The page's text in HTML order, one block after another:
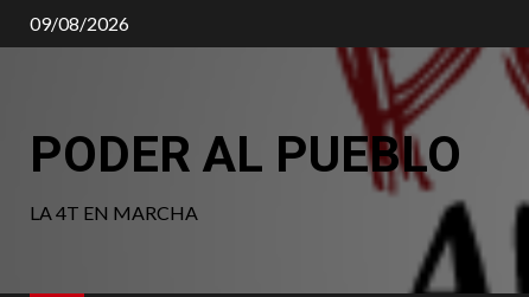
Saltar
al
09/08/2026
PODER AL PUEBLO
LA 4T EN MARCHA